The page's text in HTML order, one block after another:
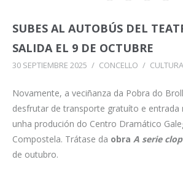
SUBES AL AUTOBÚS DEL
SALIDA EL 9 DE OCTUBRE
30 SEPTIEMBRE 2025 / CONCELLO / CULTURA
Novamente, a veciñanza da Pobra do
desfrutar de transporte gratuíto e entrada
unha produción do Centro Dramático
Compostela. Trátase da obra A serie
de outubro.